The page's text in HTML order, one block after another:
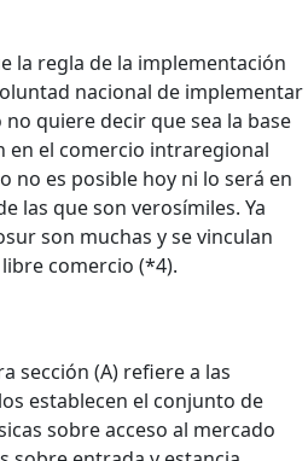
la regla de la implementación
nacional de implementar
quiere decir que sea la base
en el comercio intraregional
no es posible hoy ni lo será en
las que son verosímiles. Ya
son muchas y se vinculan
comercio (*4).
sección (A) refiere a las
establecen el conjunto de
sobre acceso al mercado